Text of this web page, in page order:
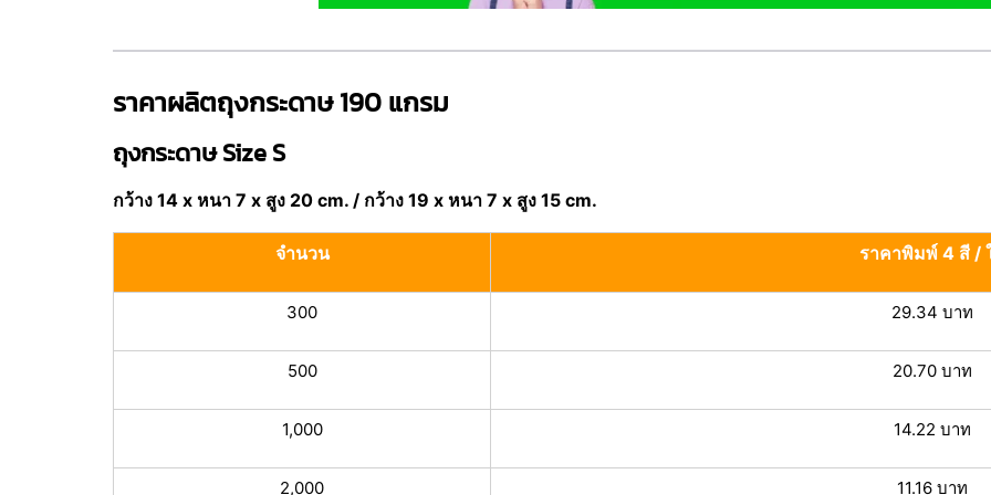
ราคาผลิตถุงกระดาษ 190 แกรม
ถุงกระดาษ Size S
กว้าง 14 x หนา 7 x สูง 20 cm. / กว้าง 19 x หนา 7 x สูง 15 cm.
จำนวน ราคาพิมพ์ 4 สี /
300 29.34 บาท
500 20.70 บาท
1,000 14.22 บาท
2,000 11.16 บาท